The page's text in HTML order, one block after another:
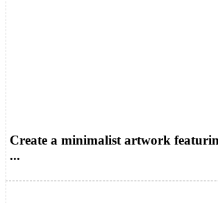
Create a minimalist artwork
...